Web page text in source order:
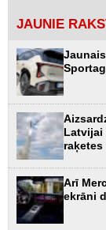
JAUNIE
Latvijai
raķetes
Arī
ekrāni